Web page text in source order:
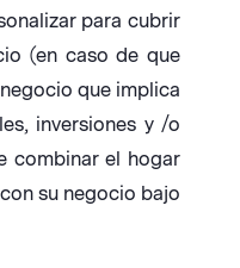
para cubrir
(en caso de que
que implica
inversiones y /o
combinar el hogar
su negocio bajo